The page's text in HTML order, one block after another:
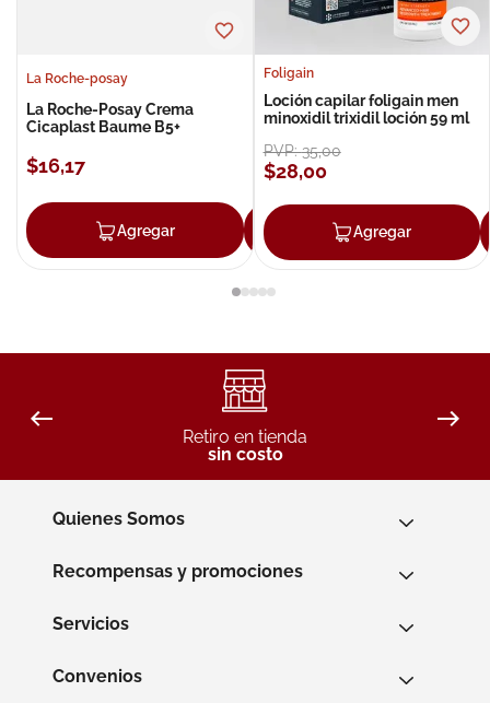
La Roche-posay
La Roche-Posay Crema
Cicaplast Baume B5+
$16,17
Agregar Agregar
Foligain
Loción capilar foligain men
minoxidil trixidil loción 59 ml
PVP:35,00
$28,00
Agregar
Retiro en tienda
sin costo
Quienes Somos
Recompensas y promociones
Servicios
Convenios